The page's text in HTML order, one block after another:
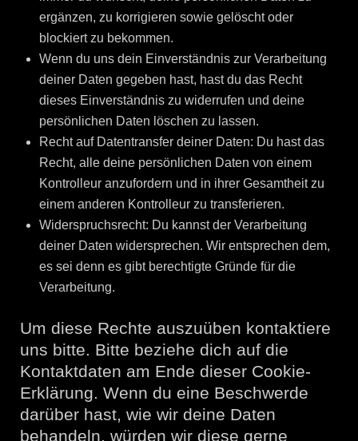
ergänzen, zu korrigieren sowie gelöscht oder
blockiert zu bekommen.
Wenn du uns dein Einverständnis zur Verarbeitung
deiner Daten gegeben hast, hast du das Recht
dieses Einverständnis zu widerrufen und deine
persönlichen Daten löschen zu lassen.
Recht auf Datentransfer deiner Daten: Du hast das
Recht, alle deine persönlichen Daten von einem
Kontrolleur anzufordern und in ihrer Gesamtheit zu
einem anderen Kontrolleur zu transferieren.
Widerspruchsrecht: Du kannst der Verarbeitung
deiner Daten widersprechen. Wir entsprechen dem,
es sei denn es gibt berechtigte Gründe für die
Verarbeitung.
Um diese Rechte auszuüben kontaktiere
uns bitte. Bitte beziehe dich auf die
Kontaktdaten am Ende dieser Cookie-
Erklärung. Wenn du eine Beschwerde
darüber hast, wie wir deine Daten
behandeln, würden wir diese gerne